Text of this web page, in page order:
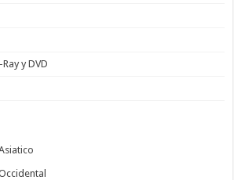
y DVD